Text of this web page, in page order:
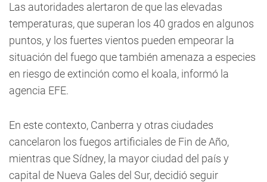
Las autoridades alertaron de que las elevadas
temperaturas, que superan los 40 grados en algunos
puntos, y los fuertes vientos pueden empeorar la
situación del fuego que también amenaza a especies
en riesgo de extinción como el koala, informó la
agencia EFE.
En este contexto, Canberra y otras ciudades
cancelaron los fuegos artificiales de Fin de Año,
mientras que Sídney, la mayor ciudad del país y
capital de Nueva Gales del Sur, decidió seguir